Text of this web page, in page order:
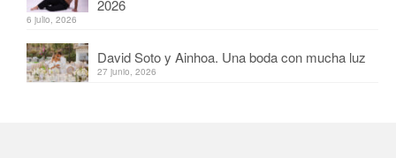
2026
6 julio, 2026
David Soto y Ainhoa. Una boda con mucha luz
27 junio, 2026